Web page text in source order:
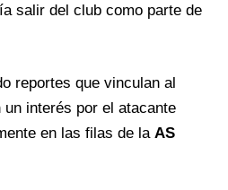
salir del club como parte de
reportes que vinculan al
interés por el atacante
en las filas de la AS